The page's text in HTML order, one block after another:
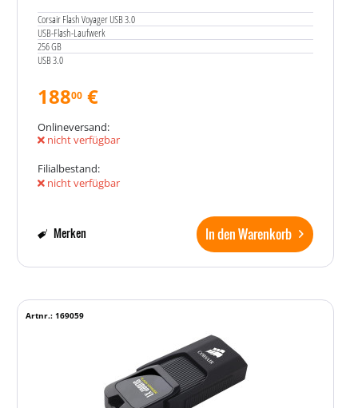
Corsair Flash Voyager USB 3.0
USB-Flash-Laufwerk
256 GB
USB 3.0
18800 €
Onlineversand:
nicht verfügbar
Filialbestand:
nicht verfügbar
In den Warenkorb
Merken
Artnr.: 169059